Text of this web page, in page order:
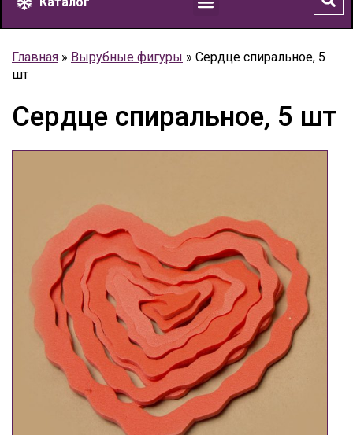
Главная » Вырубные фигуры » Сердце спиральное, 5
шт
Сердце спиральное, 5 шт